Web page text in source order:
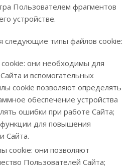
Пользователем фрагментов
устройстве.
следующие типы файлов cookie:
они необходимы для
и вспомогательных
cookie позволяют определять
обеспечение устройства
ошибки при работе Сайта;
для повышения
Сайта.
cookie: они позволяют
Пользователей Сайта;